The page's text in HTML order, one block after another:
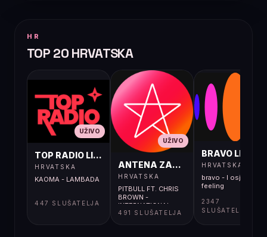
HR
TOP 20 HRVATSKA
UŽIVO
TOP RADIO LIVE
HRVATSKA
KAOMA - LAMBADA
447 SLUŠATELJA
UŽIVO
ANTENA ZAGREB LIVE
HRVATSKA
PITBULL FT. CHRIS
BROWN -
INTERNATIONAL
LOVE
491 SLUŠATELJA
BRAVO LIVE
HRVATSKA
bravo - I osjećaj i
feeling
2347
SLUŠATELJA